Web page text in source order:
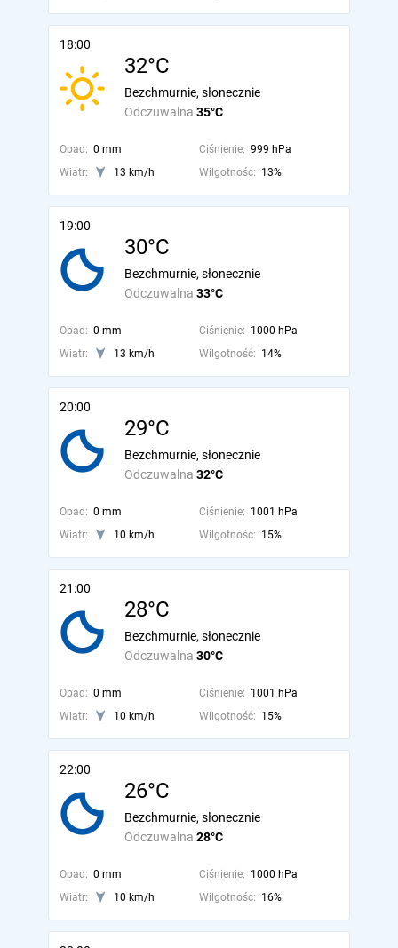
18:00
32°C
Odczuwalna 35°C
Bezchmurnie, słonecznie
Opad: 0 mm Ciśnienie: 999 hPa
Wiatr:
13 km/h Wilgotność: 13%
19:00
30°C
Odczuwalna 33°C
Bezchmurnie, słonecznie
Opad: 0 mm Ciśnienie: 1000 hPa
Wiatr:
13 km/h Wilgotność: 14%
20:00
29°C
Odczuwalna 32°C
Bezchmurnie, słonecznie
Opad: 0 mm Ciśnienie: 1001 hPa
Wiatr:
10 km/h Wilgotność: 15%
21:00
28°C
Odczuwalna 30°C
Bezchmurnie, słonecznie
Opad: 0 mm Ciśnienie: 1001 hPa
Wiatr:
10 km/h Wilgotność: 15%
22:00
26°C
Odczuwalna 28°C
Bezchmurnie, słonecznie
Opad: 0 mm Ciśnienie: 1000 hPa
Wiatr:
10 km/h Wilgotność: 16%